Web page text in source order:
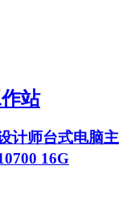
站
计师台式电脑主
16G